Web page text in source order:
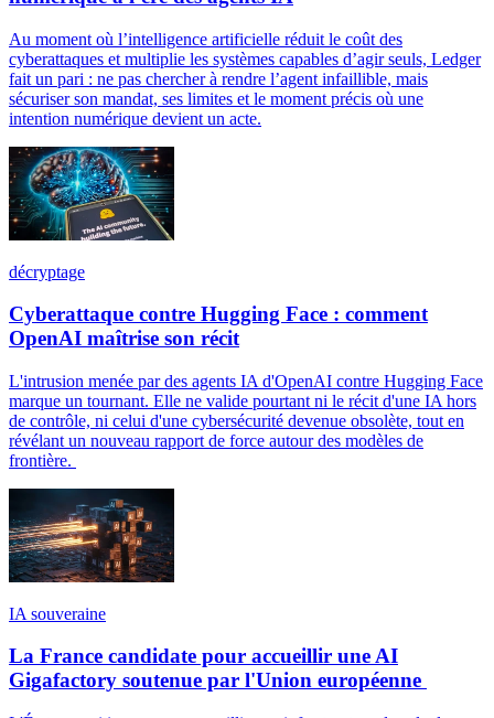
Au moment où l’intelligence artificielle réduit le coût des
cyberattaques et multiplie les systèmes capables d’agir seuls, Ledger
fait un pari : ne pas chercher à rendre l’agent infaillible, mais
sécuriser son mandat, ses limites et le moment précis où une
intention numérique devient un acte.
décryptage
Cyberattaque contre Hugging Face : comment
OpenAI maîtrise son récit
L'intrusion menée par des agents IA d'OpenAI contre Hugging Face
marque un tournant. Elle ne valide pourtant ni le récit d'une IA hors
de contrôle, ni celui d'une cybersécurité devenue obsolète, tout en
révélant un nouveau rapport de force autour des modèles de
frontière.
IA souveraine
La France candidate pour accueillir une AI
Gigafactory soutenue par l'Union européenne